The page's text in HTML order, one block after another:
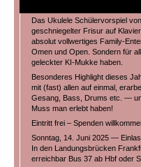
Das Ukulele Schülervorspiel
geschniegelter Frisur auf
absolut vollwertiges Family-
Omen und Open. Sondern für
geleckter KI-Mukke haben.
Besonderes Highlight dieses
mit (fast) allen auf einmal,
Gesang, Bass, Drums etc. —
Muss man erlebt haben!
Eintritt frei – Spenden
Sonntag, 14. Juni 2025 —
In den Landungsbrücken
erreichbar Bus 37 ab Hbf oder